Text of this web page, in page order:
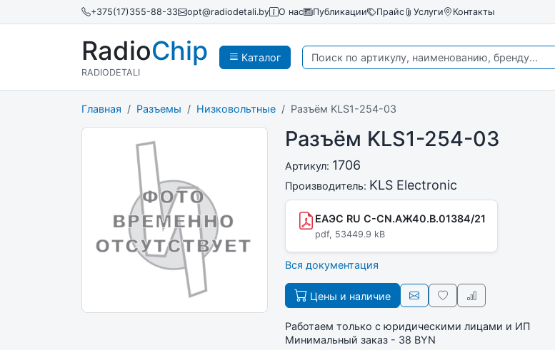
+375(17)355-88-33 opt@radiodetali.by О нас Публикации Прайс Услуги Контакты
Каталог
RadioChip
RADIODETALI
Главная Разъемы Низковольтные Разъём KLS1-254-03
Разъём KLS1-254-03
Артикул: 1706
Производитель: KLS Electronic
ЕАЭС RU C-CN.АЖ40.В.01384/21
pdf, 53449.9 kB
Вся документация
Цены и наличие
Работаем только с юридическими лицами и ИП
Минимальный заказ - 38 BYN